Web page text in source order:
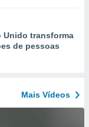
Unido transforma
de pessoas
Mais Vídeos